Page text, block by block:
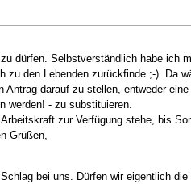
dürfen. Selbstverständlich habe
zu den Lebenden zurückfinde ;-). Da
darauf zu stellen, entweder
werden! - zu substituieren.
zur Verfügung stehe, bis
Grüßen,
bei uns. Dürfen wir eigentlich